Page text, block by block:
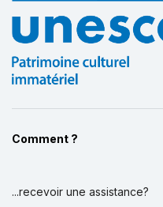
Comment ?
...recevoir une assistance?